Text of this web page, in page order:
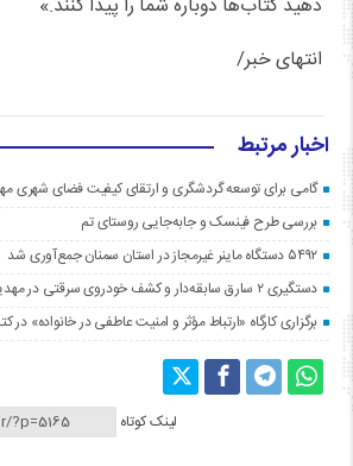
دهید کتاب‌ها دوباره شما را پیدا کنند.»
انتهای خبر/
اخبار مرتبط
گامی برای توسعه گردشگری و ارتقای کیفیت فضای شهری
بررسی طرح فینسک و جابه‌جایی روستای تم
۵۴۹۲ دستگاه ماینر غیرمجاز در استان سمنان جمع‌آوری شد
دستگیری ۲ سارق سابقه‌دار و کشف خودروی سرقتی در مهدیشهر
برگزاری کارگاه «ارتباط مؤثر و امنیت عاطفی در خانواده» در
لینک کوتاه